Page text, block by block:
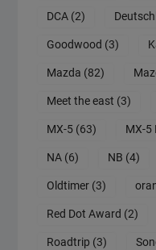
DCA(2)
Goodwood (3)
Mazda (82)
Meet the east (3)
MX-5(63) MX-5
NA(6) NB (4)
Oldtimer(3)
Red Dot Award (2)
Roadtrip (3)